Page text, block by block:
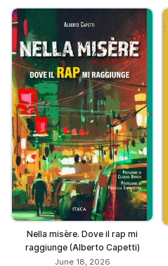
Nella misère. Dove il rap mi
raggiunge (Alberto Capetti)
June 18, 2026